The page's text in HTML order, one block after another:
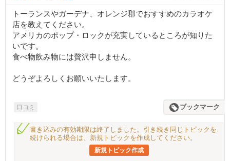
トーランスやガーデナ、オレンジ郡でおすすめのカラオケ
店を教えてください。
アメリカのポップ・ロックが充実しているところが知りた
いです。
食べ物飲み物には贅沢申しません。
どうぞよろしくお願いいたします。
口コミ ブックマーク
書き込みの有効期限は終了しました。引き続き同じトピックを
続けられる場合は、新規トピックを作成してください。
新規トピック作成